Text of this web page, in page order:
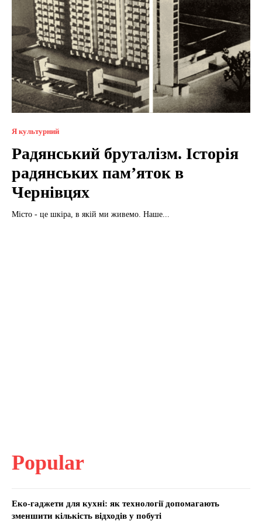
Я культурний
Радянський бруталізм. Історія
радянських пам’яток в
Чернівцях
Місто - це шкіра, в якій ми живемо. Наше...
Popular
Еко-гаджети для кухні: як технології допомагають
зменшити кількість відходів у побуті